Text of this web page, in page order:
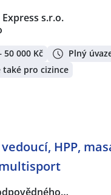
s.r.o.
50 000 Kč
Plný
také pro cizince
HPP,